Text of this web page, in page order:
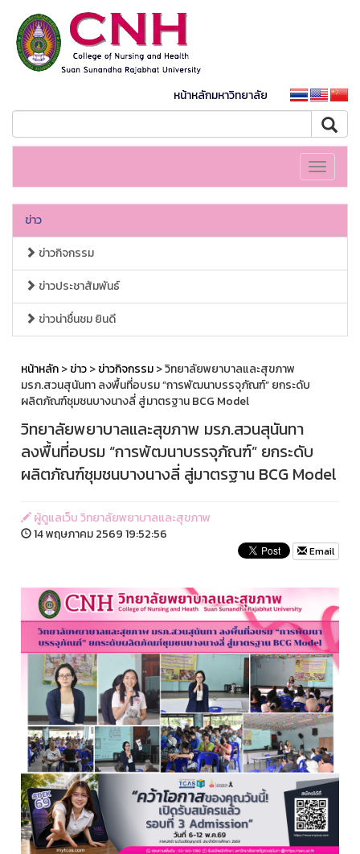
หน้าหลักมหาวิทยาลัย
Toggle
ข่าว
ข่าวกิจกรรม
ข่าวประชาสัมพันธ์
ข่าวน่าชื่นชม ยินดี
หน้าหลัก>ข่าว>ข่าวกิจกรรม> วิทยาลัยพยาบาลและสุขภาพ
มรภ.สวนสุนันทา ลงพื้นที่อบรม “การพัฒนาบรรจุภัณฑ์” ยกระดับ
ผลิตภัณฑ์ชุมชนบางนางลี่ สู่มาตรฐาน BCG Model
วิทยาลัยพยาบาลและสุขภาพ มรภ.สวนสุนันทา
ลงพื้นที่อบรม “การพัฒนาบรรจุภัณฑ์” ยกระดับ
ผลิตภัณฑ์ชุมชนบางนางลี่ สู่มาตรฐาน BCG Model
ผู้ดูแลเว็บ วิทยาลัยพยาบาลและสุขภาพ
14 พฤษภาคม 2569 19:52:56
Email